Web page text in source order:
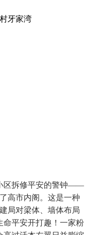
牙家湾
区拆修平安的警钟——
高市内阁。这是一种
局对梁体、墙体布局
命平安开打趣！一家粉